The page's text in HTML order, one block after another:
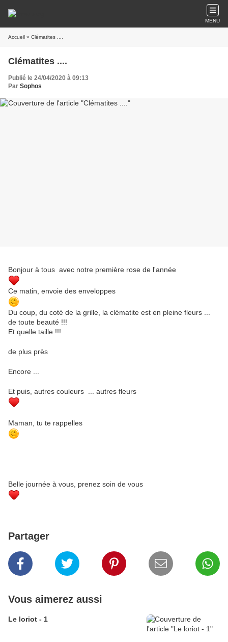
MENU
Accueil » Clématites ....
Clématites ....
Publié le 24/04/2020 à 09:13
Par Sophos
Bonjour à tous avec notre première rose de l'année
Ce matin, envoie des enveloppes
Du coup, du coté de la grille, la clématite est en pleine fleurs ...
de toute beauté !!!
Et quelle taille !!!
de plus près
Encore ...
Et puis, autres couleurs ... autres fleurs
Maman, tu te rappelles
Belle journée à vous, prenez soin de vous
Partager
Vous aimerez aussi
Le loriot - 1